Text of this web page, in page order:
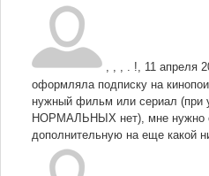
, , , . !, 11 апреля
оформляла подписку на
нужный фильм или сериал (при
НОРМАЛЬНЫХ нет), мне нужно
дополнительную на еще какой